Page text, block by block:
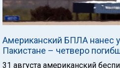
Американский БПЛА нанес
Пакистане – четверо
31 августа американский